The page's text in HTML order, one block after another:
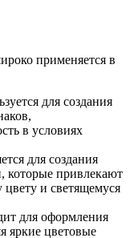
применяется в
для создания
в условиях
для создания
которые привлекают
и светящемуся
для оформления
яркие цветовые